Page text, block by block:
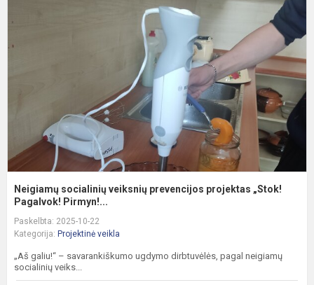
Neigiamų socialinių veiksnių prevencijos projektas „Stok!
Pagalvok! Pirmyn!...
Paskelbta: 2025-10-22
Kategorija: Projektinė veikla
„Aš galiu!“ – savarankiškumo ugdymo dirbtuvėlės, pagal neigiamų
socialinių veiks...